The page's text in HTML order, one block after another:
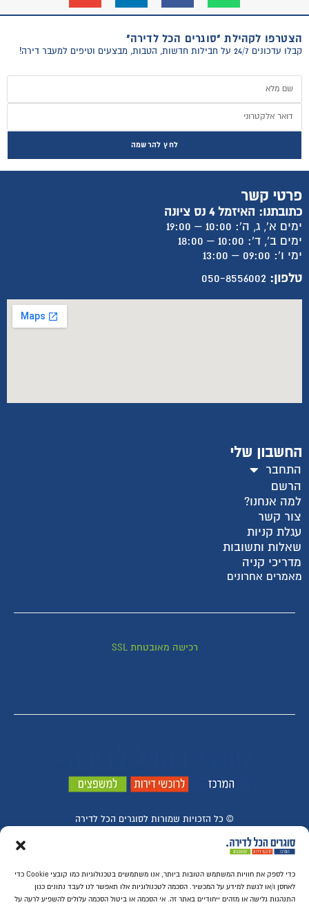
כדי לספק את חוויות המשתמש הטובות ביותר, אנו משתמשים בטכנולוגיות כמו קובצי Cookie כדי
לאחסן ו/או לגשת למידע על המכשיר. הסכמה לטכנולוגיות אלו תאפשר לנו לעבד נתונים כגון
התנהגות גלישה או מזהים ייחודיים באתר זה. אי הסכמה או ביטול הסכמה עלולים להשפיע לרעה על
הצטרפו לקהילת "סוגרים הכל לדירה"
קבלו עדכונים 24/7 על חבילות חדשות, הטבות, מבצעים וטיפים למעבר דירה!
לחץ להרשמה
פרטי קשר
כתובתנו: האיזמל 4 נס ציונה
ימים א', ג, ה': 10:00 – 19:00
ימים ב', ד': 10:00 – 18:00
ימי ו': 09:00 – 13:00
טלפון: 050-8556002
החשבון שלי
התחבר
הרשם
למה אנחנו?
צור קשר
עגלת קניות
שאלות ותשובות
מדריכי קניה
מאמרים אחרונים
רכישה מאובטחת SSL
© ​כל הזכויות שמורות לסוגרים הכל לדירה